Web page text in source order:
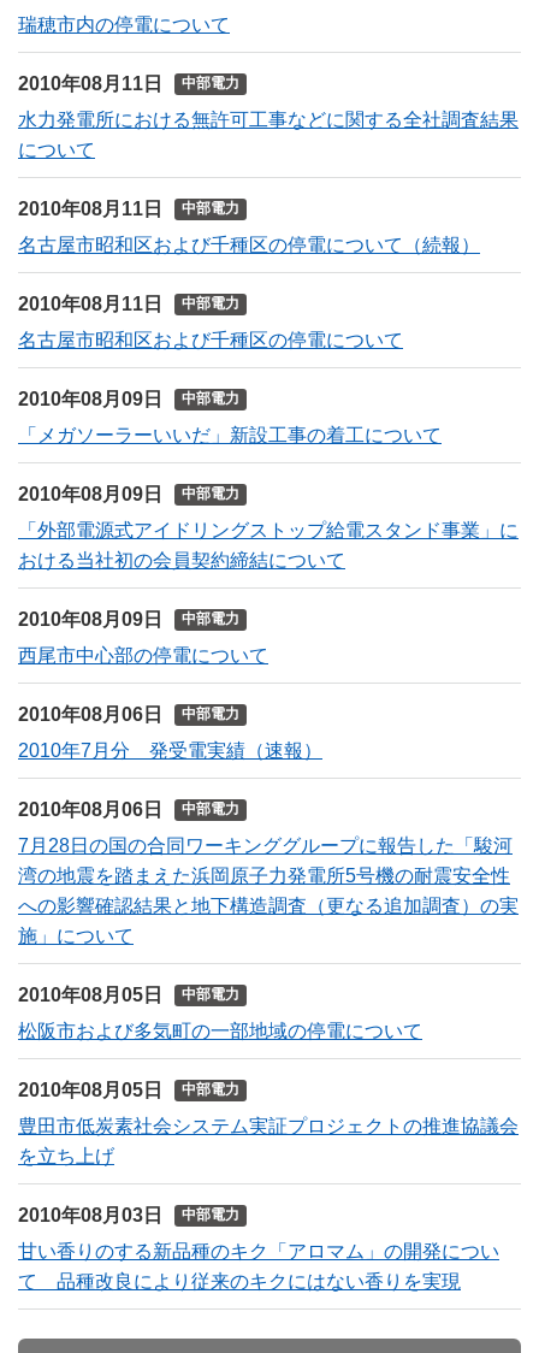
瑞穂市内の停電について
2010年08月11日 中部電力
水力発電所における無許可工事などに関する全社調査結果
について
2010年08月11日 中部電力
名古屋市昭和区および千種区の停電について（続報）
2010年08月11日 中部電力
名古屋市昭和区および千種区の停電について
2010年08月09日 中部電力
「メガソーラーいいだ」新設工事の着工について
2010年08月09日 中部電力
「外部電源式アイドリングストップ給電スタンド事業」に
おける当社初の会員契約締結について
2010年08月09日 中部電力
西尾市中心部の停電について
2010年08月06日 中部電力
2010年7月分 発受電実績（速報）
2010年08月06日 中部電力
7月28日の国の合同ワーキンググループに報告した「駿河
湾の地震を踏まえた浜岡原子力発電所5号機の耐震安全性
への影響確認結果と地下構造調査（更なる追加調査）の実
施」について
2010年08月05日 中部電力
松阪市および多気町の一部地域の停電について
2010年08月05日 中部電力
豊田市低炭素社会システム実証プロジェクトの推進協議会
を立ち上げ
2010年08月03日 中部電力
甘い香りのする新品種のキク「アロマム」の開発につい
て 品種改良により従来のキクにはない香りを実現